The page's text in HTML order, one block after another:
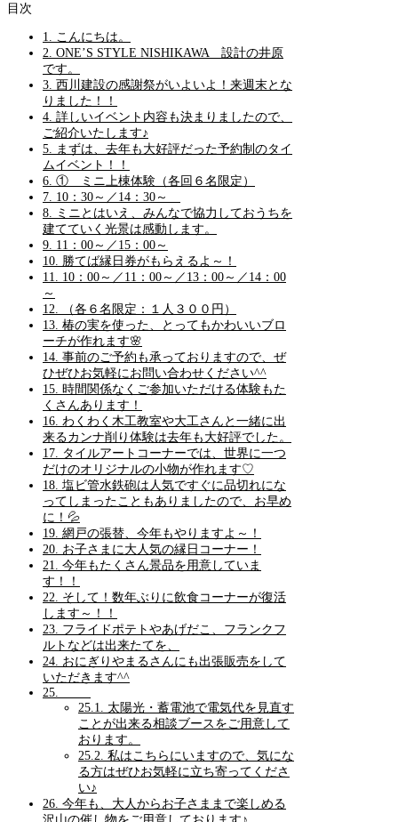
目次
1.
こんにちは。
2. ONE’S STYLE NISHIKAWA 設計の井原
です。
3. 西川建設の感謝祭がいよいよ！来週末とな
りました！！
4. 詳しいイベント内容も決まりましたので、
ご紹介いたします♪
5.
まずは、去年も大好評だった予約制のタイ
ムイベント！！
6. ① ミニ上棟体験（各回６名限定）
7. 10：30～／14：30～
8.
ミニとはいえ、みんなで協力しておうちを
建てていく光景は感動します。
9. 11：00～／15：00～
10.
勝てば縁日券がもらえるよ～！
11.
10：00～／11：00～／13：00～／14：00
～
12.
（各６名限定：１人３００円）
13. 椿の実を使った、とってもかわいいブロ
ーチが作れます🌸
14. 事前のご予約も承っておりますので、ぜ
ひぜひお気軽にお問い合わせください^^
15.
時間関係なくご参加いただける体験もた
くさんあります！
16. わくわく木工教室や大工さんと一緒に出
来るカンナ削り体験は去年も大好評でした。
17.
タイルアートコーナーでは、世界に一つ
だけのオリジナルの小物が作れます♡
18. 塩ビ管水鉄砲は人気ですぐに品切れにな
ってしまったこともありましたので、お早め
に！💦
19. 網戸の張替、今年もやりますよ～！
20. お子さまに大人気の縁日コーナー！
21.
今年もたくさん景品を用意していま
す！！
22.
そして！数年ぶりに飲食コーナーが復活
します～！！
23. フライドポテトやあげだこ、フランクフ
ルトなどは出来たてを、
24. おにぎりやまるさんにも出張販売をして
いただきます^^
25.
25.1.
太陽光・蓄電池で電気代を見直す
ことが出来る相談ブースをご用意して
おります。
25.2. 私はこちらにいますので、気にな
る方はぜひお気軽に立ち寄ってくださ
い♪
26. 今年も、大人からお子さままで楽しめる